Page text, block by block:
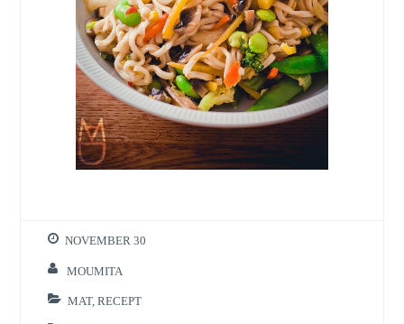
NOVEMBER 30
MOUMITA
MAT,RECEPT